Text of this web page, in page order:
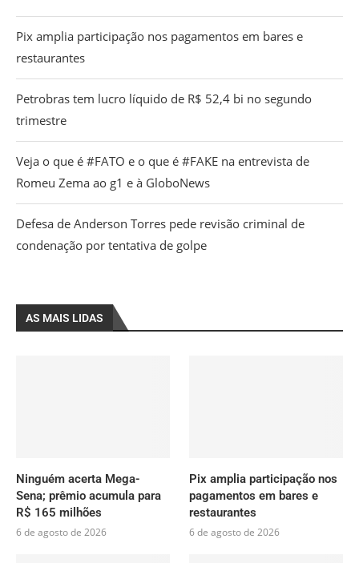
Pix amplia participação nos pagamentos em bares e
restaurantes
Petrobras tem lucro líquido de R$ 52,4 bi no segundo
trimestre
Veja o que é #FATO e o que é #FAKE na entrevista de
Romeu Zema ao g1 e à GloboNews
Defesa de Anderson Torres pede revisão criminal de
condenação por tentativa de golpe
AS MAIS LIDAS
Ninguém acerta Mega-
Sena; prêmio acumula para
R$ 165 milhões
6 de agosto de 2026
Pix amplia participação nos
pagamentos em bares e
restaurantes
6 de agosto de 2026